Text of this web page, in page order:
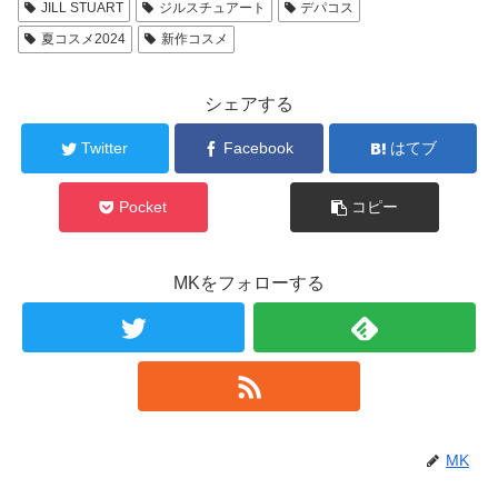
JILL STUART ジルスチュアート
デパコス
夏コスメ2024
新作コスメ
シェアする
Twitter Facebook はてブ
Pocket コピー
MKをフォローする
MK